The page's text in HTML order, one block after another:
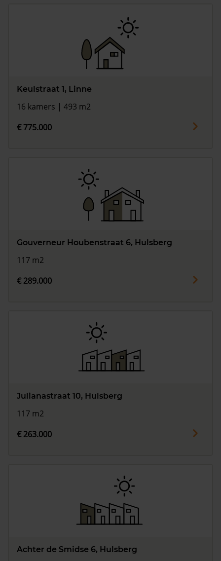
Keulstraat 1, Linne
16 kamers | 493 m2
€ 775.000
Gouverneur Houbenstraat 6, Hulsberg
117 m2
€ 289.000
Julianastraat 10, Hulsberg
117 m2
€ 263.000
Achter de Smidse 6, Hulsberg